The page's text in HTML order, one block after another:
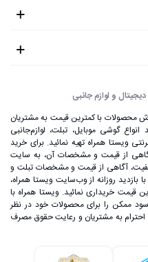
و لوازم جانبی
محصولات با کمترین قیمت به مشتریان
گوشی موبایل، تبلت، لوازم‌جانبی
ویستا همراه تهیه نمائید. برای خرید
آگاهی از قیمت و مشخصات آن، به ‌سایت
آگاهی از قیمت و مشخصات تبلت و
بازدید روزانه از وب‌سایت ویستا همراه،
قیمت خریداری نمائید. ویستا همراه با
ممکن را برای محصولات خود در نظر
احترام به مشتریان و رعایت حقوق مصرف